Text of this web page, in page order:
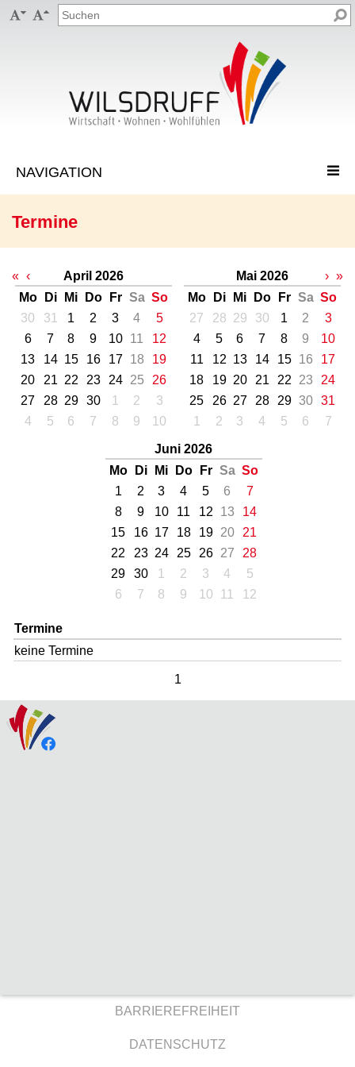
 
Termine
« ‹
April 2026
Mo
Di Mi Do Fr Sa So
30
31 1 2 3 4
5
6
7 8 9 10 11
12
13
14 15 16 17 18
19
20
21 22 23 24 25
26
27
28 29 30 1 2
3
4
5 6 7 8 9 10
Mai 2026
Mo
Di Mi Do Fr Sa So
27
28 29 30 1 2
3
4
5 6 7 8 9
10
11
12 13 14 15 16
17
18
19 20 21 22 23
24
25
26 27 28 29 30
31
1
2 3 4 5 6 7
Juni 2026
Mo
Di Mi Do Fr Sa So
1
2 3 4 5 6
7
8
9 10 11 12 13
14
15
16 17 18 19 20
21
22
23 24 25 26 27
28
29
30 1 2 3 4
5
6
7 8 9 10 11 12
› »
Termine
keine Termine
1
BARRIEREFREIHEIT
DATENSCHUTZ